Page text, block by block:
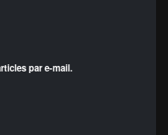
par e-mail.